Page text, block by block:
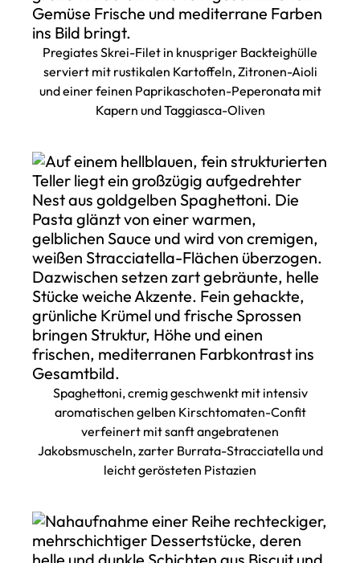
Pregiates Skrei-Filet in knuspriger Backteighülle
serviert mit rustikalen Kartoffeln, Zitronen-Aioli
und einer feinen Paprikaschoten-Peperonata mit
Kapern und Taggiasca-Oliven
Spaghettoni, cremig geschwenkt mit intensiv
aromatischen gelben Kirschtomaten-Confit
verfeinert mit sanft angebratenen
Jakobsmuscheln, zarter Burrata-Stracciatella und
leicht gerösteten Pistazien